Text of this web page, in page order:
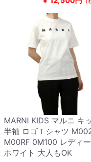
MARNI KIDS マルニ キ
半袖 ロゴＴシャツ
M00RF 0M100 レディ
ホワイト 大人もOK